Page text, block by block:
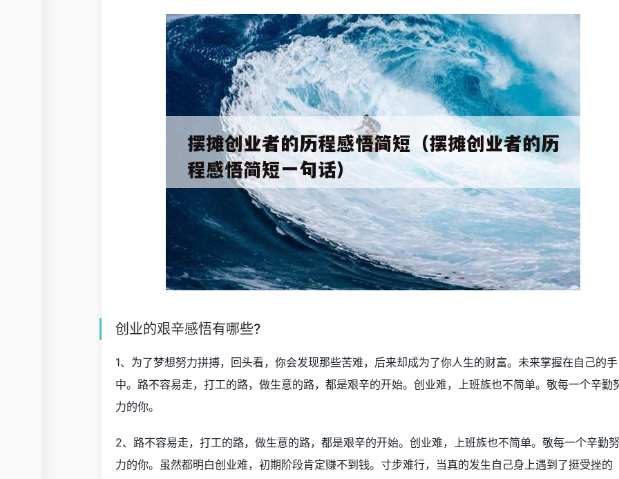
创业的艰辛感悟有哪些?
1、为了梦想努力拼搏，回头看，你会发现那些苦难，后来却成为了你人生的财富。未来掌握在自己的手
中。路不容易走，打工的路，做生意的路，都是艰辛的开始。创业难，上班族也不简单。敬每一个辛勤
力的你。
2、路不容易走，打工的路，做生意的路，都是艰辛的开始。创业难，上班族也不简单。敬每一个辛勤努
力的你。虽然都明白创业难，初期阶段肯定赚不到钱。寸步难行，当真的发生自己身上遇到了挺受挫的